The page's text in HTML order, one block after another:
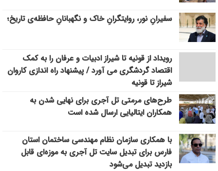
سفیرانِ نور، روایتگرانِ خاک و نگهبانانِ حافظه‌ی تاریخ؛
رویداد از قونیه تا شیراز ادبیات و عرفان را به کمک
اقتصاد گردشگری می آورد / پیشنهاد راه اندازی کاروان
شیراز تا قونیه
طرح‌های مرمتی تل آجری برای نهایی شدن به
همکاران ایتالیایی ارسال شده است
با همکاری سازمان نظام مهندسی ساختمان استان
فارس برای تبدیل سایت تل آجری به موزه‌ای قابل
بازدید تبدیل می‌شود